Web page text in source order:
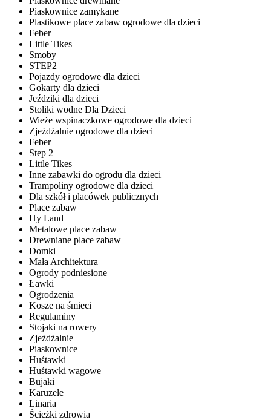
Piaskownice zamykane
Plastikowe place zabaw ogrodowe dla dzieci
Feber
Little Tikes
Smoby
STEP2
Pojazdy ogrodowe dla dzieci
Gokarty dla dzieci
Jeździki dla dzieci
Stoliki wodne Dla Dzieci
Wieże wspinaczkowe ogrodowe dla dzieci
Zjeżdżalnie ogrodowe dla dzieci
Feber
Step 2
Little Tikes
Inne zabawki do ogrodu dla dzieci
Trampoliny ogrodowe dla dzieci
Dla szkół i placówek publicznych
Place zabaw
Hy Land
Metalowe place zabaw
Drewniane place zabaw
Domki
Mała Architektura
Ogrody podniesione
Ławki
Ogrodzenia
Kosze na śmieci
Regulaminy
Stojaki na rowery
Zjeżdżalnie
Piaskownice
Huśtawki
Huśtawki wagowe
Bujaki
Karuzele
Linaria
Ścieżki zdrowia